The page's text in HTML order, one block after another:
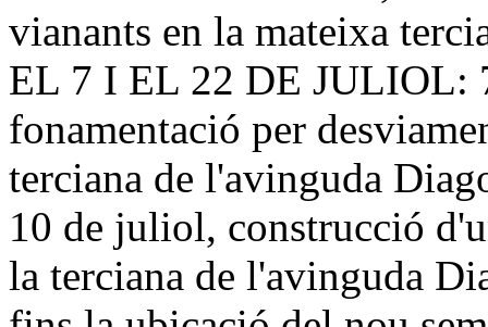
vianants en la mateixa
EL 7 I EL 22 DE JULIOL:
fonamentació per
terciana de l'avinguda
10 de juliol, construcció
la terciana de l'avinguda